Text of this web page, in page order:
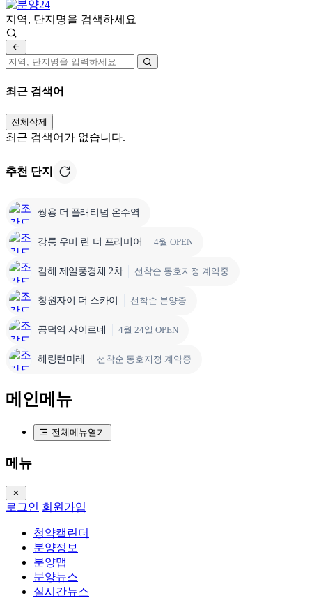
지역, 단지명을 검색하세요
최근 검색어
전체삭제
최근 검색어가 없습니다.
추천 단지
쌍용 더 플래티넘 온수역
강릉 우미 린 더 프리미어 4월 OPEN
김해 제일풍경채 2차 선착순 동호지정 계약중
창원자이 더 스카이 선착순 분양중
공덕역 자이르네 4월 24일 OPEN
해링턴마레 선착순 동호지정 계약중
메인메뉴
전체메뉴열기
메뉴
로그인 회원가입
청약캘린더
분양정보
분양맵
분양뉴스
실시간뉴스